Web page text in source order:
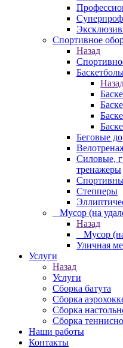
Спортивное
Назад
Беговые
Силовые,
тренажеры
Степперы
_ Мусор (на
Назад
_ Мусор
Уличная
Услуги
Назад
Услуги
Сборка батута
Сборка
Сборка
Сборка
Наши работы
Контакты